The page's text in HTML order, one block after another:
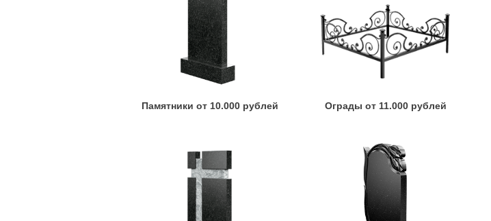
Памятники от 10.000 рублей Ограды от 11.000 рублей